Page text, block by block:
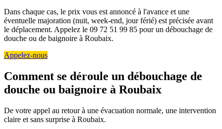
Dans chaque cas, le prix vous est annoncé à l'avance et une
éventuelle majoration (nuit, week-end, jour férié) est précisée avant
le déplacement. Appelez le 09 72 51 99 85 pour un débouchage de
douche ou de baignoire à Roubaix.
Appelez-nous
Comment se déroule un débouchage de
douche ou baignoire à Roubaix
De votre appel au retour à une évacuation normale, une intervention
claire et sans surprise à Roubaix.